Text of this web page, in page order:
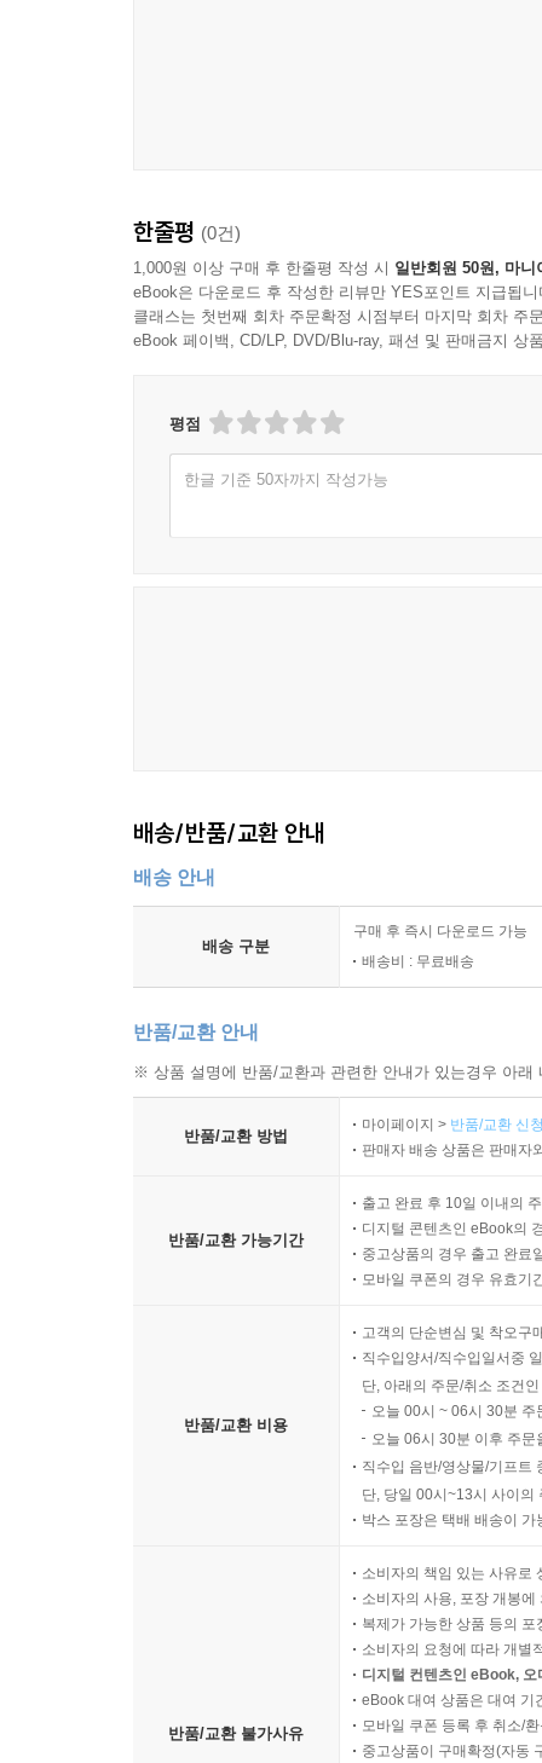
이 화상경험자들은 그들 곁의 또다른 화상경험
그들이 얻은 것은 피부 상처의 회복이었고 관계
복원이었다.
“어느 순간엔가 ‘이 세상에 내가 어떻게든 필요
될 수 있다는 말에 조금이나마 동감하게 되더라고
“나만 그런 생각을 하는 건지 몰라도, 당신은 다
타인의 고통을 바라보는 또 하나의 방식을 알려주
작가들이 화상경험자들을 만나게 된 건 2018년
화상경험자의 현재 모습 특히 사회적 지원시스
우리가 앞으로 만나게 될 어떤 사람, 어떤 고통을
318면)
그 비극을 온전히 이해하지 못하고 그저 관전하
듣기로 했다. 일곱 명의 인생 전체를 듣고자 했고
그 고통을 더욱 실감할 수 있게 되었으며, 그들이
이 책을 읽은 독자라면 어느새 이 책이 단순한 인
고군분투한 이의 표류기, 또 달리 보면 우리
누구에게나 쉽게 일어날 수 있음을 경고하며, 그
여기서 만약, 인터뷰의 주인공들이 사고 뒤에 문
겪은 과거를 송두리째 지워버린 그 결정적 사건
적도 없다. 하지만 이들의 용기있는 고백과 등장
한줄평 (0건)
1,000원 이상 구매 후 한줄평 작성 시 일반회원 50원, 마니
eBook은 다운로드 후 작성한 리뷰만 YES포인트 지급됩니
클래스는 첫번째 회차 주문확정 시점부터 마지막 회차 주
eBook 페이백, CD/LP, DVD/Blu-ray, 패션 및 판매금지 상
평점
한글 기준 50자까지 작성가능
배송/반품/교환 안내
배송 안내
배송 구분
구매 후 즉시 다운로드 가능
배송비 : 무료배송
반품/교환 안내
※ 상품 설명에 반품/교환과 관련한 안내가 있는경우 아
반품/교환 방법
마이페이지 > 반품/교환 신
판매자 배송 상품은 판매자
반품/교환 가능기간
출고 완료 후 10일 이내의
디지털 콘텐츠인 eBook의
중고상품의 경우 출고 완료
모바일 쿠폰의 경우 유효기
반품/교환 비용
고객의 단순변심 및 착오구
직수입양서/직수입일서중
단, 아래의 주문/취소 조건
오늘 00시 ~ 06시 30분
오늘 06시 30분 이후 주
직수입 음반/영상물/기프트
단, 당일 00시~13시 사이의
박스 포장은 택배 배송이
반품/교환 불가사유
소비자의 책임 있는 사유로
소비자의 사용, 포장 개봉
복제가 가능한 상품 등의
소비자의 요청에 따라 개별
디지털 컨텐츠인 eBook,
eBook 대여 상품은 대여 기
모바일 쿠폰 등록 후 취소/
중고상품이 구매확정(자동